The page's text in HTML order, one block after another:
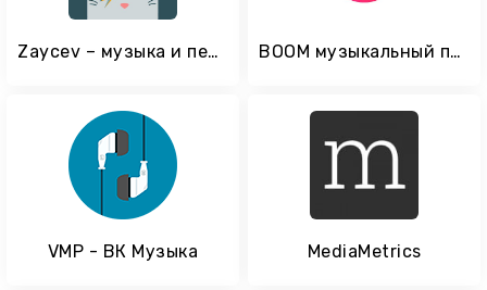
Zaycev – музыка и песни в mp3 BOOM музыкальный плеер
VMP - ВК Музыка MediaMetrics